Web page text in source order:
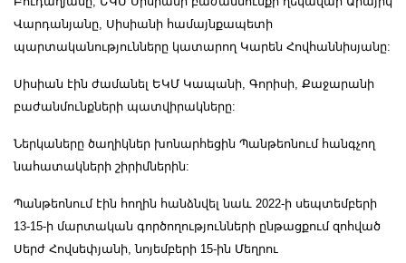
Վարդանյանը, Սիսիանի համայնքապետի
պարտականությունները կատարող Կարեն Հովհաննիսյանը:
Սիսիան էին ժամանել ԵԿՄ Կապանի, Գորիսի, Քաջարանի
բաժանմունքների պատվիրակները:
Ներկաները ծաղիկներ խոնարհեցին Պանթեոնում հանգչող
նահատակների շիրիմներին:
Պանթեոնում էին հողին հանձնվել նաև 2022-ի սեպտեմբերի
13-15-ի մարտական գործողությունների ընթացքում զոհված
Սերժ Հովսեփյանի, նոյեմբերի 15-ին Մեղրու